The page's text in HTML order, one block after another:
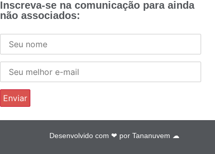
Inscreva-se na comunicação para ainda
não associados:
Desenvolvido com ❤ por Tananuvem ☁